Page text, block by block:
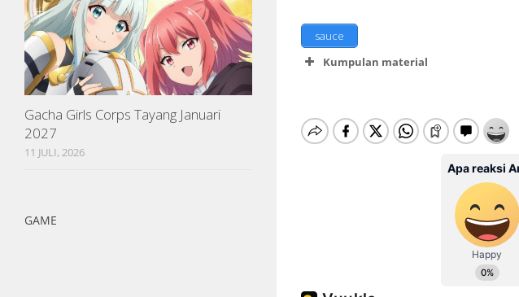
sauce
Kumpulan material
Gacha Girls Corps Tayang Januari
2027
11 JULI, 2026
GAME